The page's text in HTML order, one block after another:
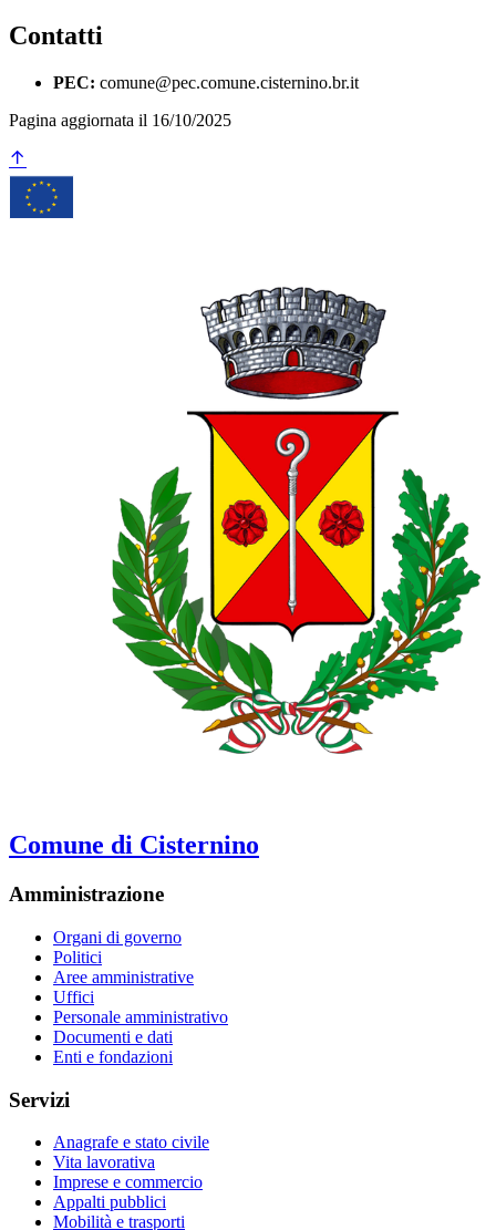
Contatti
PEC: comune@pec.comune.cisternino.br.it
Pagina aggiornata il 16/10/2025
Comune di Cisternino
Amministrazione
Organi di governo
Politici
Aree amministrative
Uffici
Personale amministrativo
Documenti e dati
Enti e fondazioni
Servizi
Anagrafe e stato civile
Vita lavorativa
Imprese e commercio
Appalti pubblici
Mobilità e trasporti